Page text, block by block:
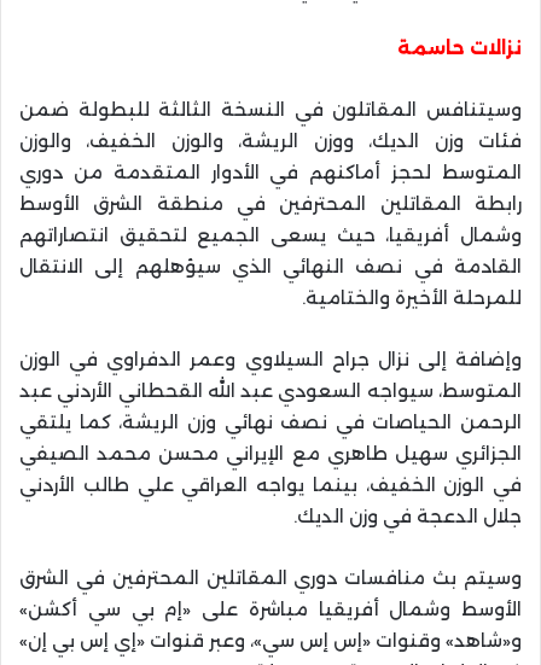
نزالات حاسمة
وسيتنافس المقاتلون في النسخة الثالثة للبطولة ضمن
فئات وزن الديك، ووزن الريشة، والوزن الخفيف، والوزن
المتوسط لحجز أماكنهم في الأدوار المتقدمة من دوري
رابطة المقاتلين المحترفين في منطقة الشرق الأوسط
وشمال أفريقيا، حيث يسعى الجميع لتحقيق انتصاراتهم
القادمة في نصف النهائي الذي سيؤهلهم إلى الانتقال
للمرحلة الأخيرة والختامية.
وإضافة إلى نزال جراح السيلاوي وعمر الدفراوي في الوزن
المتوسط، سيواجه السعودي عبد الله القحطاني الأردني عبد
الرحمن الحياصات في نصف نهائي وزن الريشة، كما يلتقي
الجزائري سهيل طاهري مع الإيراني محسن محمد الصيفي
في الوزن الخفيف، بينما يواجه العراقي علي طالب الأردني
جلال الدعجة في وزن الديك.
وسيتم بث منافسات دوري المقاتلين المحترفين في الشرق
الأوسط وشمال أفريقيا مباشرة على «إم بي سي أكشن»
و«شاهد» وقنوات «إس إس سي»، وعبر قنوات «إي إس بي إن»